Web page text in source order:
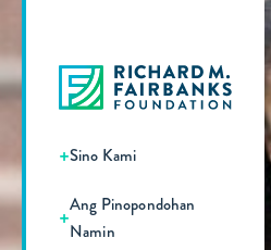
+Sino Kami
+Ang Pinopondohan
Namin